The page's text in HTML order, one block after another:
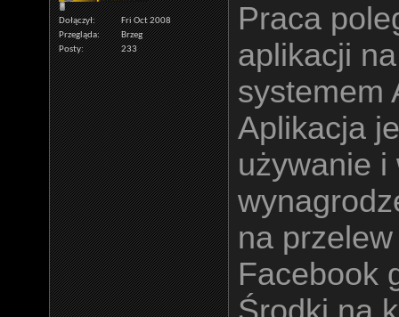
Dołączył
Fri Oct 2008
Przegląda
Brzeg
Posty
233
Praca
aplikacji
systemem
Aplikacja
używanie i
na
Facebook